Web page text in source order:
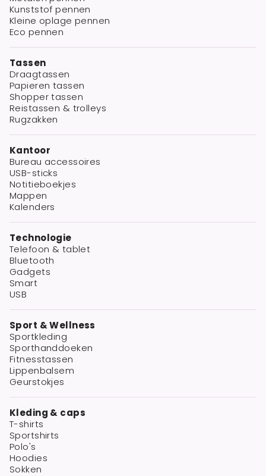
Kunststof pennen
Kleine oplage pennen
Eco pennen
Tassen
Draagtassen
Papieren tassen
Shopper tassen
Reistassen & trolleys
Rugzakken
Kantoor
Bureau accessoires
USB-sticks
Notitieboekjes
Mappen
Kalenders
Technologie
Telefoon & tablet
Bluetooth
Gadgets
Smart
USB
Sport & Wellness
Sportkleding
Sporthanddoeken
Fitnesstassen
Lippenbalsem
Geurstokjes
Kleding & caps
T-shirts
Sportshirts
Polo's
Hoodies
Sokken